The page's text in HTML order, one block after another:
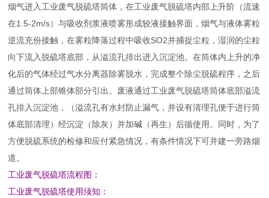
烟气进入工业废气脱硫塔筒体，在工业废气脱硫塔内部上升阶（流速
在1.5-2m/s）与吸收剂浆液喷雾形成较液接触界面，烟气与液体雾粒
逆流充份接触，在雾粒降落过程中吸收SO2并捕捉尘粒，湿润的尘粒
向下流入脱硫塔底部，从溢流孔排出进入沉淀池。在筒体内上升的净
化后的气体经过气水分离器除雾脱水，完成整个除尘脱硫程序，之后
通过筒体上部锥体部分引出。废液通过工业废气脱硫塔筒体底部溢流
孔排入沉淀池，（溢流孔有水封防止漏气，并设有清理孔便于进行筒
体底部清理）经沉淀（除灰）并加碱（再生）后循使用。同时，为了
方便脱硫系统的检修和应付紧急情况，有条件情况下可并建一旁路烟
道。
工业废气脱硫塔流程图：
工业废气脱硫塔使用须知：